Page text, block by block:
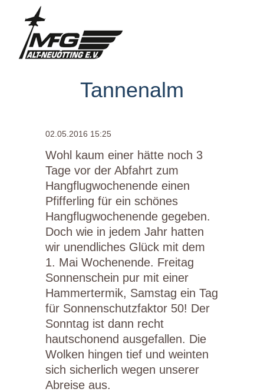
Tannenalm
02.05.2016 15:25
Wohl kaum einer hätte noch 3
Tage vor der Abfahrt zum
Hangflugwochenende einen
Pfifferling für ein schönes
Hangflugwochenende gegeben.
Doch wie in jedem Jahr hatten
wir unendliches Glück mit dem
1. Mai Wochenende. Freitag
Sonnenschein pur mit einer
Hammertermik, Samstag ein Tag
für Sonnenschutzfaktor 50! Der
Sonntag ist dann recht
hautschonend ausgefallen. Die
Wolken hingen tief und weinten
sich sicherlich wegen unserer
Abreise aus.